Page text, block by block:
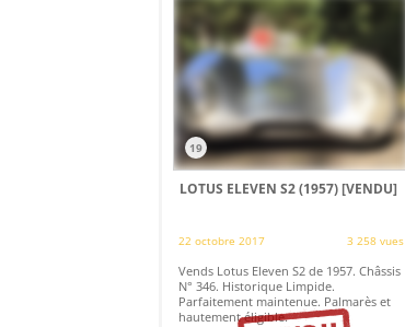
19
LOTUS ELEVEN S2 (1957)[VENDU]
22 octobre 2017 3 258 vues
Vends Lotus Eleven S2 de 1957. Châssis
N° 346. Historique Limpide.
Parfaitement maintenue. Palmarès et
hautement éligible.